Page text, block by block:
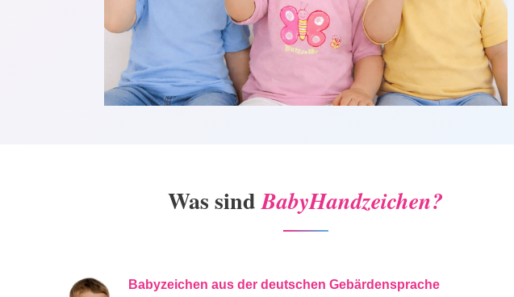
Was sindBabyHandzeichen?
Babyzeichen aus der deutschen Gebärdensprache